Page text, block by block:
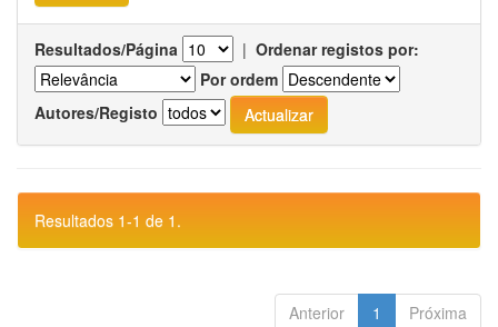
Resultados/Página | Ordenar registos por:
Por ordem
Autores/Registo
Resultados 1-1 de 1.
Anterior 1 Próxima